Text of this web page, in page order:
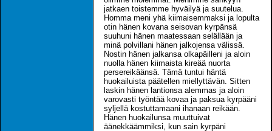
jatkaen toistemme hyväilyä ja suutelua.
Homma meni yhä kiimaisemmaksi ja lopulta
otin hänen kovana seisovan kyrpänsä
suuhuni hänen maatessaan selällään ja
minä polvillani hänen jalkojensa välissä.
Nostin hänen jalkansa olkapäilleni ja aloin
nuolla hänen kiimaista kireää nuorta
persereikäänsä. Tämä tuntui häntä
huokailuista päätellen miellyttävän. Sitten
laskin hänen lantionsa alemmas ja aloin
varovasti työntää kovaa ja paksua kyrpääni
syljellä kostuttamaani ihanaan reikään.
Hänen huokailunsa muuttuivat
äänekkäämmiksi, kun sain kyrpäni